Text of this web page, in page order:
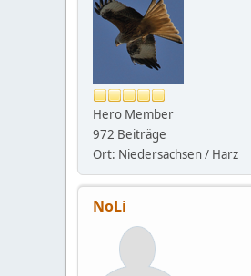
Hero Member
972 Beiträge
Ort: Niedersachsen / Harz
NoLi